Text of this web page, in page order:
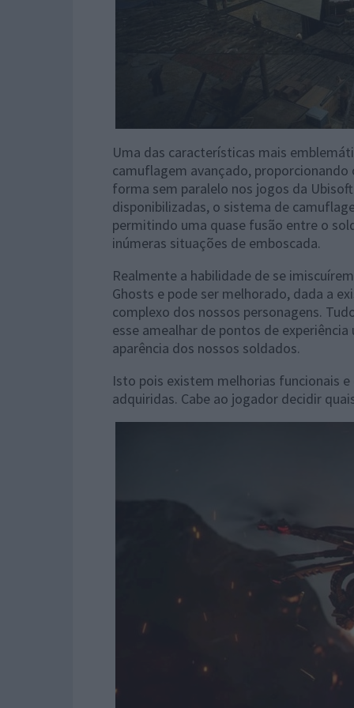
Uma das características mais
camuflagem avançado,
forma sem paralelo nos jogos da
disponibilizadas, o sistema de
permitindo uma quase fusão entre o
inúmeras situações de emboscada.
Realmente a habilidade de se
Ghosts e pode ser melhorado, dada a
complexo dos nossos personagens.
esse amealhar de pontos de
aparência dos nossos soldados.
Isto pois existem melhorias funcionais
adquiridas. Cabe ao jogador decidir